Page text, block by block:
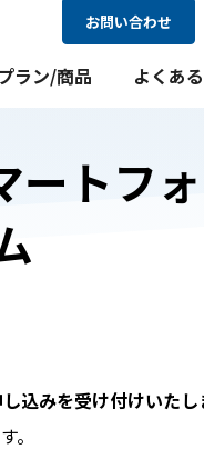
お問い合わせ
WiFiレンタルプラン料金
す。
ラン/商品 よくあ
ートフ
込みを受け付けいたし
。